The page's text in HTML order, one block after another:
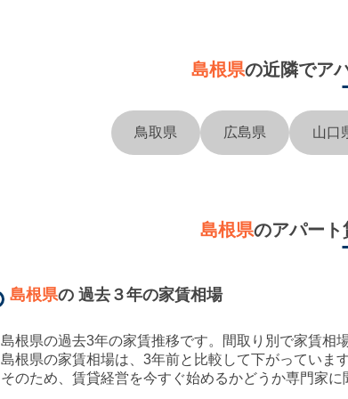
島根県の近隣でア
鳥取県 広島県 山口
島根県のアパート
島根県の 過去３年の家賃相場
島根県の過去3年の家賃推移です。間取り別で家賃相
島根県の家賃相場は、 3年前と比較して下がっています
そのため、賃貸経営を今すぐ始めるかどうか専門家に